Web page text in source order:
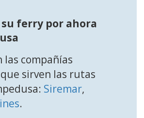
su ferry por ahora
las compañías
sirven las rutas
Siremar,
.